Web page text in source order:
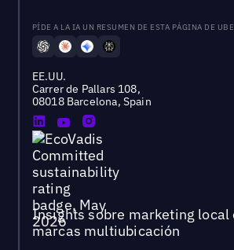
PÍDE A LA IA UN RESUMEN DE ESTA PÁGINA DE
EE.UU.
Carrer de Pallars 108,
08018 Barcelona, Spain
Insights sobre marketing local
marcas multiubicación